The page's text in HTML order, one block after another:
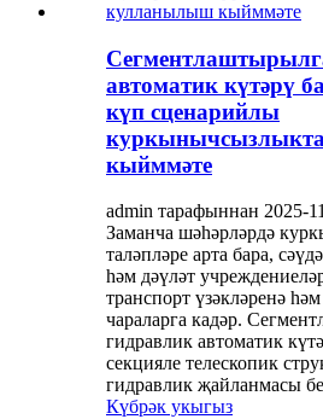
автоматик күтәрү
күп сценарийлы
кыйммәте
admin тарафыннан 2025-
Заманча шәһәрләрдә
таләпләре арта бара,
һәм дәүләт
транспорт үзәкләренә
чараларга кадәр.
гидравлик автоматик
секцияле телескопик
гидравлик җайланмасы
Күбрәк укыгыз